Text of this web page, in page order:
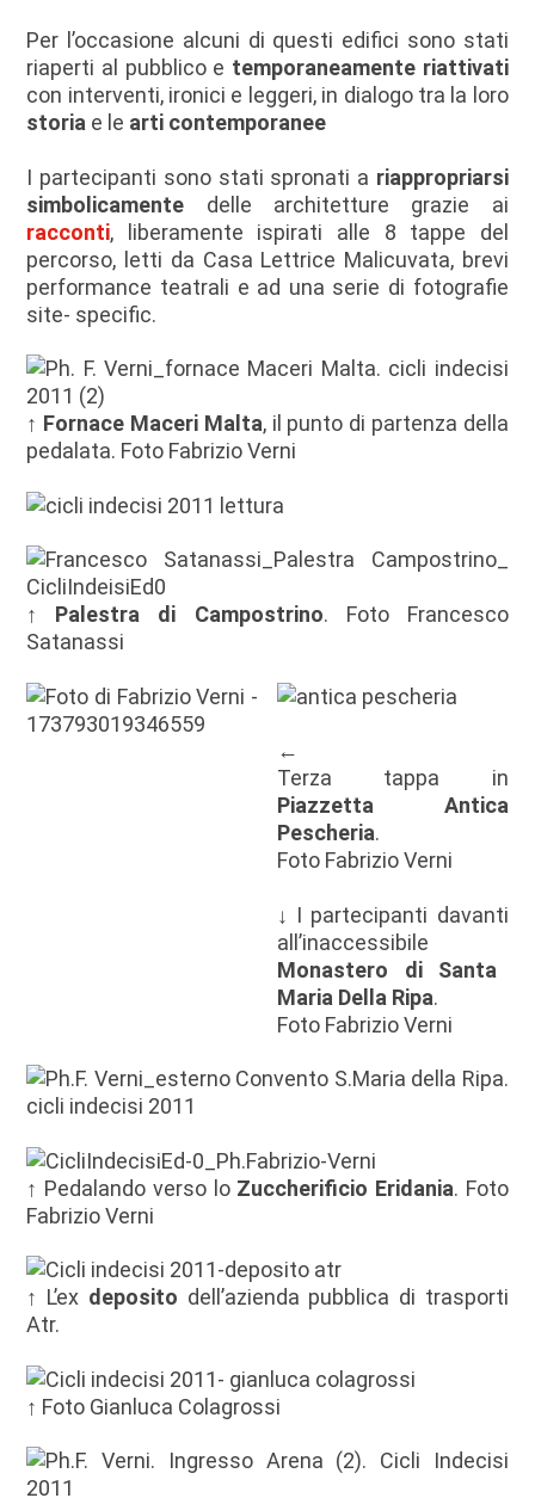
Per l’occasione alcuni di questi edifici sono stati
riaperti al pubblico e temporaneamente riattivati
con interventi, ironici e leggeri, in dialogo tra la loro
storia e le arti contemporanee
I partecipanti sono stati spronati a riappropriarsi
simbolicamente delle architetture grazie ai
racconti, liberamente ispirati alle 8 tappe del
percorso, letti da Casa Lettrice Malicuvata, brevi
performance teatrali e ad una serie di fotografie
site- specific.
↑ Fornace Maceri Malta, il punto di partenza della
pedalata. Foto Fabrizio Verni
↑ Palestra di Campostrino. Foto Francesco
Satanassi
←
Terza tappa in
Piazzetta Antica
Pescheria.
Foto Fabrizio Verni
↓ I partecipanti davanti
all’inaccessibile
Monastero di Santa
Maria Della Ripa.
Foto Fabrizio Verni
↑ Pedalando verso lo Zuccherificio Eridania. Foto
Fabrizio Verni
↑ L’ex deposito dell’azienda pubblica di trasporti
Atr.
↑ Foto Gianluca Colagrossi